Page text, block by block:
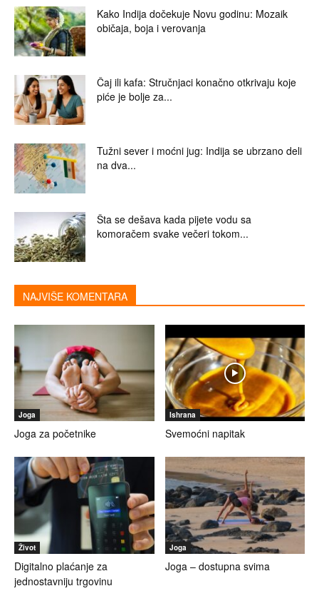
Kako Indija dočekuje Novu godinu: Mozaik
običaja, boja i verovanja
Čaj ili kafa: Stručnjaci konačno otkrivaju koje
piće je bolje za...
Tužni sever i moćni jug: Indija se ubrzano deli
na dva...
Šta se dešava kada pijete vodu sa
komoračem svake večeri tokom...
NAJVIŠE KOMENTARA
Joga
Joga za početnike
Ishrana
Svemoćni napitak
Život
Digitalno plaćanje za
jednostavniju trgovinu
Joga
Joga – dostupna svima